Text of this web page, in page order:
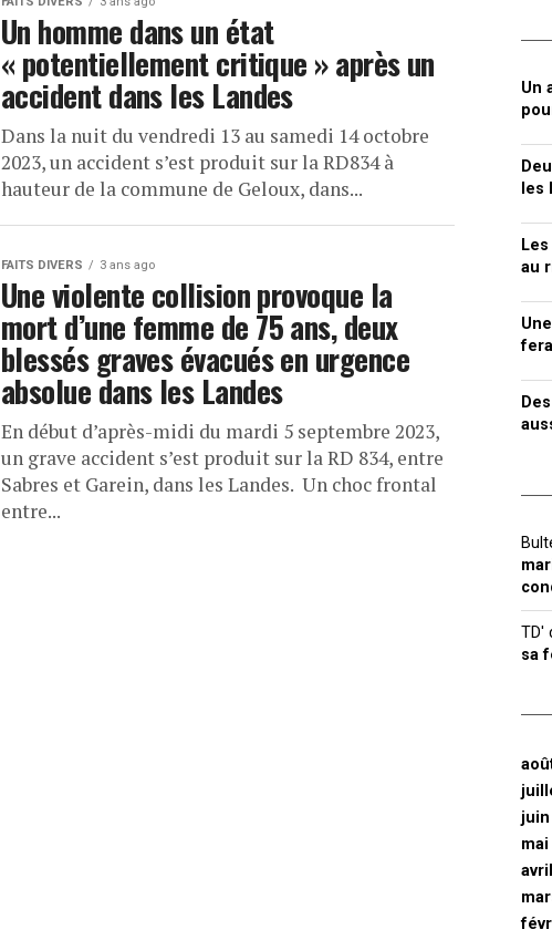
Un homme dans un état
« potentiellement critique » après un
accident dans les Landes
Dans la nuit du vendredi 13 au samedi 14 octobre
2023, un accident s’est produit sur la RD834 à
hauteur de la commune de Geloux, dans...
FAITS DIVERS 3 ans ago
Une violente collision provoque la
mort d’une femme de 75 ans, deux
blessés graves évacués en urgence
absolue dans les Landes
En début d’après-midi du mardi 5 septembre 2023,
un grave accident s’est produit sur la RD 834, entre
Sabres et Garein, dans les Landes. Un choc frontal
entre...
Un
les
au
TD'
sa
juin
mai